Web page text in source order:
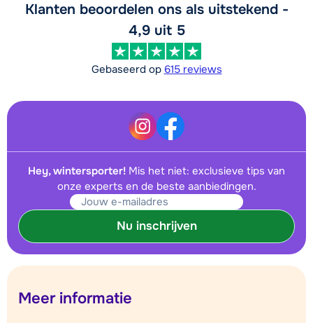
Klanten beoordelen ons als uitstekend -
4,9 uit 5
Gebaseerd op 615 reviews
Hey, wintersporter! Mis het niet: exclusieve tips van
onze experts en de beste aanbiedingen.
Nu inschrijven
Meer informatie